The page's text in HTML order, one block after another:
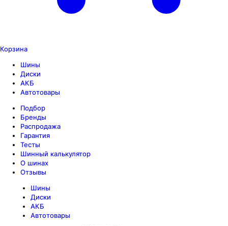
Корзина
Шины
Диски
АКБ
Автотовары
Подбор
Бренды
Распродажа
Гарантия
Тесты
Шинный калькулятор
О шинах
Отзывы
Шины
Диски
АКБ
Автотовары